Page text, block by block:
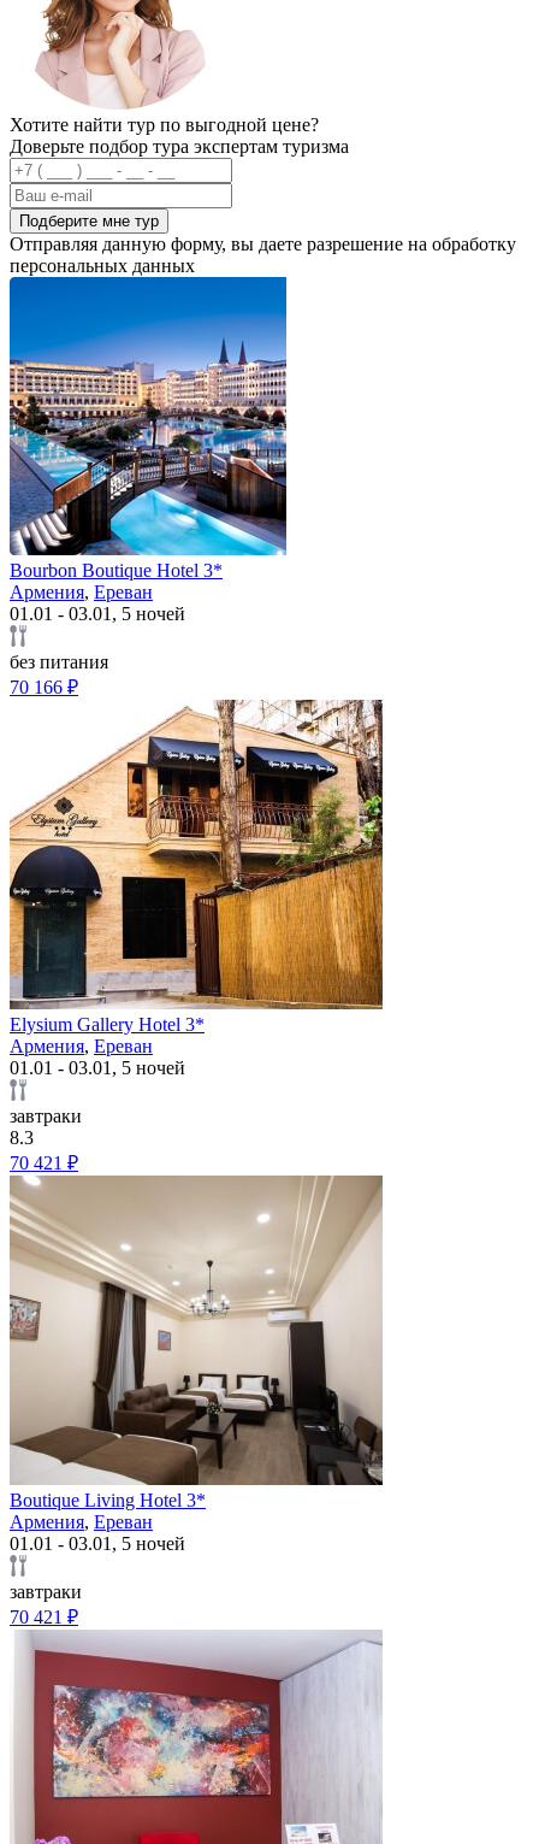
Хотите найти тур по выгодной цене?
Доверьте подбор тура экспертам туризма
Подберите мне тур
Отправляя данную форму, вы даете разрешение на обработку
персональных данных
Bourbon Boutique Hotel 3*
Армения, Ереван
01.01 - 03.01, 5 ночей
без питания
70 166 ₽
Elysium Gallery Hotel 3*
Армения, Ереван
01.01 - 03.01, 5 ночей
завтраки
8.3
70 421 ₽
Boutique Living Hotel 3*
Армения, Ереван
01.01 - 03.01, 5 ночей
завтраки
70 421 ₽